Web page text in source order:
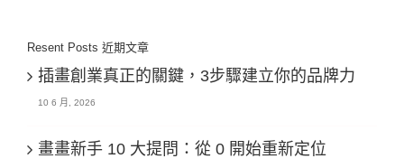
Resent Posts 近期文章
插畫創業真正的關鍵，3步驟建立你的品牌力
10 6 月, 2026
畫畫新手 10 大提問：從 0 開始重新定位